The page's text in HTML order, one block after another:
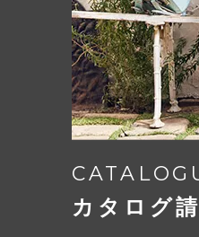
お子さまの
どんな時で
外側にフチの無
A4フラットファ
12.5cmのマチは
マチ付きのラウ
鍵の締め
錠前を合せると
鍵の締め忘れを
カタログ